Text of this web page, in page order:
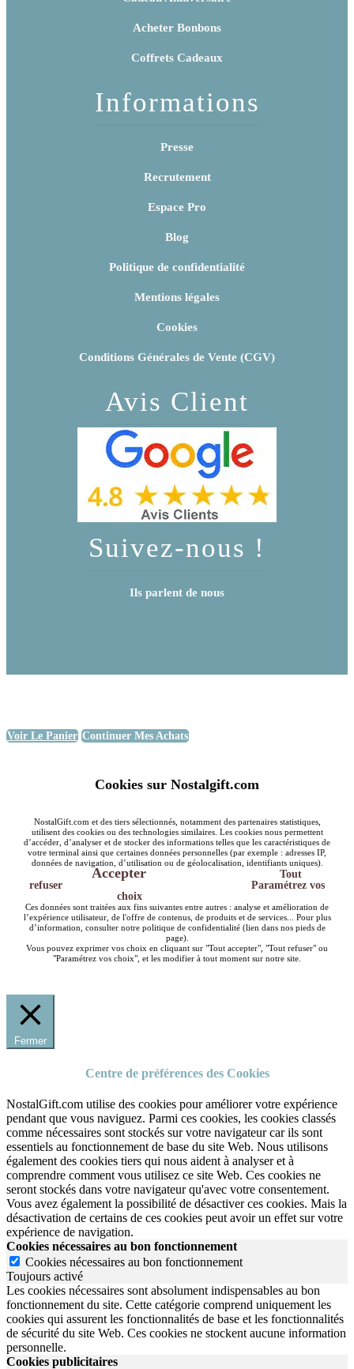
Acheter Bonbons
Coffrets Cadeaux
Informations
Presse
Recrutement
Espace Pro
Blog
Politique de confidentialité
Mentions légales
Cookies
Conditions Générales de Vente (CGV)
Avis Client
Suivez-nous !
Ils parlent de nous
Voir Le Panier Continuer Mes Achats
Cookies sur Nostalgift.com
NostalGift.com et des tiers sélectionnés, notamment des partenaires statistiques,
utilisent des cookies ou des technologies similaires. Les cookies nous permettent
d’accéder, d’analyser et de stocker des informations telles que les caractéristiques de
votre terminal ainsi que certaines données personnelles (par exemple : adresses IP,
données de navigation, d’utilisation ou de géolocalisation, identifiants uniques).
Accepter
Tout
refuser
Paramétrez vos
choix
Ces données sont traitées aux fins suivantes entre autres : analyse et amélioration de
l’expérience utilisateur, de l'offre de contenus, de produits et de services... Pour plus
d’information, consulter notre politique de confidentialité (lien dans nos pieds de
page).
Vous pouvez exprimer vos choix en cliquant sur "Tout accepter", "Tout refuser" ou
"Paramétrez vos choix", et les modifier à tout moment sur notre site.
Fermer
Centre de préférences des Cookies
NostalGift.com utilise des cookies pour améliorer votre expérience
pendant que vous naviguez. Parmi ces cookies, les cookies classés
comme nécessaires sont stockés sur votre navigateur car ils sont
essentiels au fonctionnement de base du site Web. Nous utilisons
également des cookies tiers qui nous aident à analyser et à
comprendre comment vous utilisez ce site Web. Ces cookies ne
seront stockés dans votre navigateur qu'avec votre consentement.
Vous avez également la possibilité de désactiver ces cookies. Mais la
désactivation de certains de ces cookies peut avoir un effet sur votre
expérience de navigation.
Cookies nécessaires au bon fonctionnement
Cookies nécessaires au bon fonctionnement
Toujours activé
Les cookies nécessaires sont absolument indispensables au bon
fonctionnement du site. Cette catégorie comprend uniquement les
cookies qui assurent les fonctionnalités de base et les fonctionnalités
de sécurité du site Web. Ces cookies ne stockent aucune information
personnelle.
Cookies publicitaires